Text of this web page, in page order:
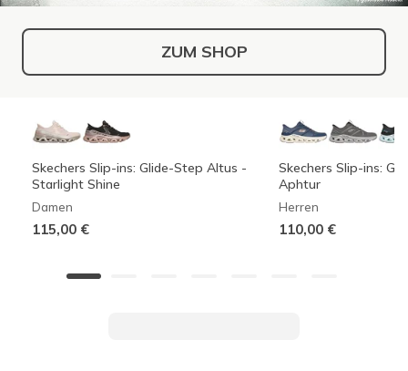
ZUM SHOP
Skechers Slip-ins: Glide-Step Altus -
Starlight Shine
Damen
115,00 €
Skechers Slip-ins:
Aphtur
Herren
110,00 €